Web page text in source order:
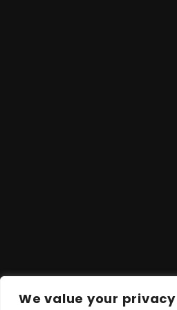
We value your privacy